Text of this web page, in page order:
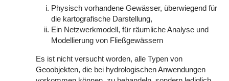
Physisch vorhandene Gewässer, überwiegend für
die kartografische Darstellung,
Ein Netzwerkmodell, für räumliche Analyse und
Modellierung von Fließgewässern
Es ist nicht versucht worden, alle Typen von
Geoobjekten, die bei hydrologischen Anwendungen